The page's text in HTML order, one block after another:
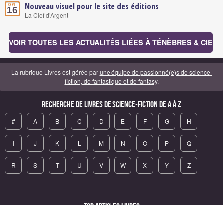
Sept.
16 Nouveau visuel pour le site des éditions
La Clef d’Argent
VOIR TOUTES LES ACTUALITÉS LIÉES À TÉNÈBRES & CIE
La rubrique Livres est gérée parune équipe de passionné(e)s de science-
fiction, de fantastique et de fantasy.
Recherche de Livres de science-fiction de A à Z
# A B C D E F G H
I J K L M N O P Q
R S T U V W X Y Z